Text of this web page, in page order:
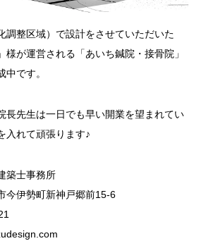
調整区域）で設計をさせていただいた
様が運営される「あいち鍼院・接骨院」
です。
長先生は一日でも早い開業を望まれてい
入れて頑張ります♪
築士事務所
今伊勢町新神戸郷前15-6